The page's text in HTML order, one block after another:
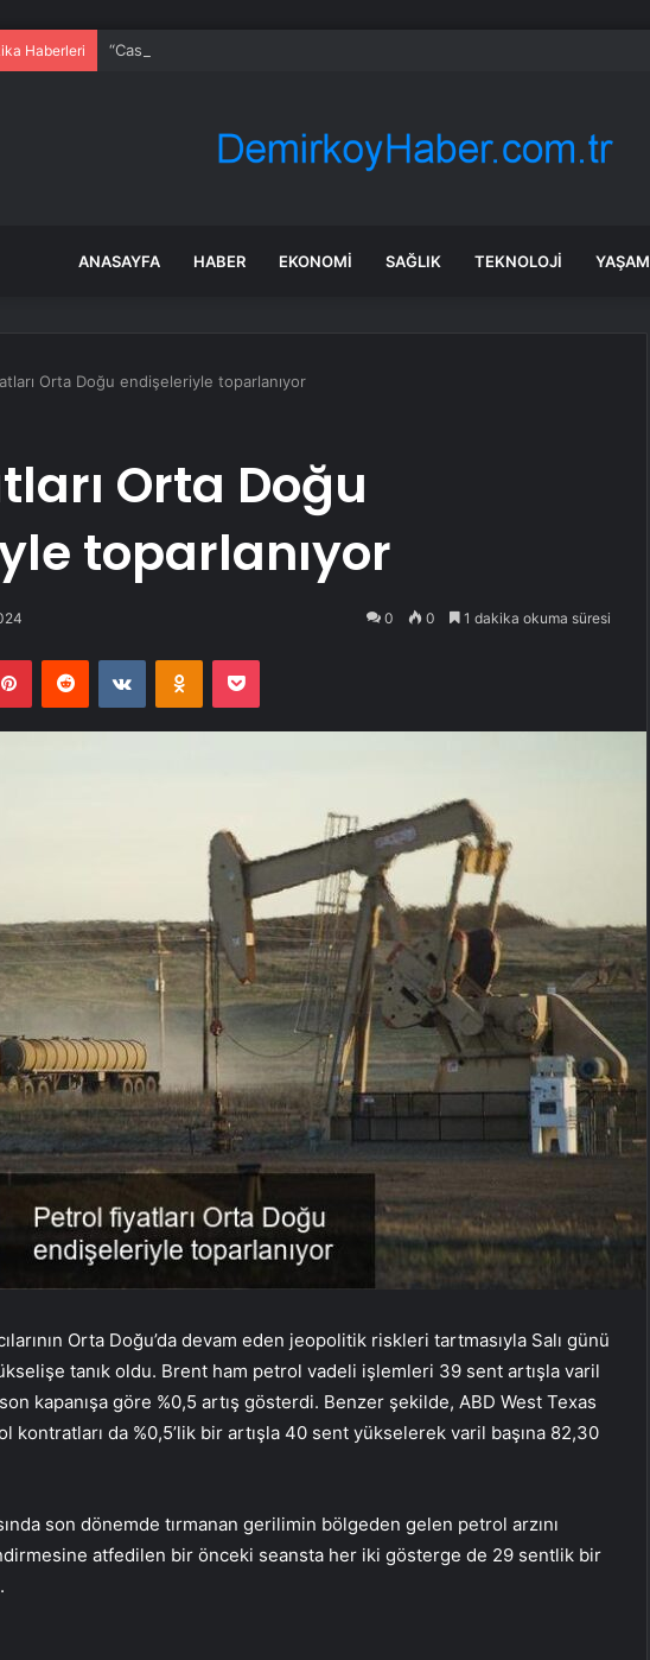
Haberleri “Casperlar” suç örgütüne dev operasyon! 151 şüpheli hakkında dava açıldı
ANASAYFA HABER EKONOMI SAĞLIK TEKNOLOJI YAŞAM
Orta Doğu endişeleriyle toparlanıyor
Orta Doğu
toparlanıyor
0 0 1 dakika okuma süresi
PinterestReddit VKontakteOdnoklassniki
Pocket
Orta Doğu’da devam eden jeopolitik riskleri tartmasıyla Salı günü
tanık oldu. Brent ham petrol vadeli işlemleri 39 sent artışla varil
kapanışa göre %0,5 artış gösterdi. Benzer şekilde, ABD West Texas
kontratları da %0,5’lik bir artışla 40 sent yükselerek varil başına 82,30
son dönemde tırmanan gerilimin bölgeden gelen petrol arzını
atfedilen bir önceki seansta her iki gösterge de 29 sentlik bir